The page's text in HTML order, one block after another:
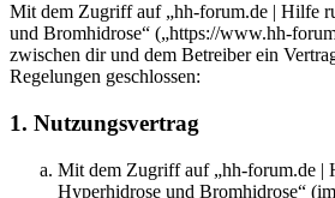
Mit dem Zugriff auf „hh-forum.de | Hilfe
und Bromhidrose“ („https://www.hh-
zwischen dir und dem Betreiber ein
Regelungen geschlossen:
1. Nutzungsvertrag
Mit dem Zugriff auf „hh-forum.de |
Hyperhidrose und Bromhidrose“